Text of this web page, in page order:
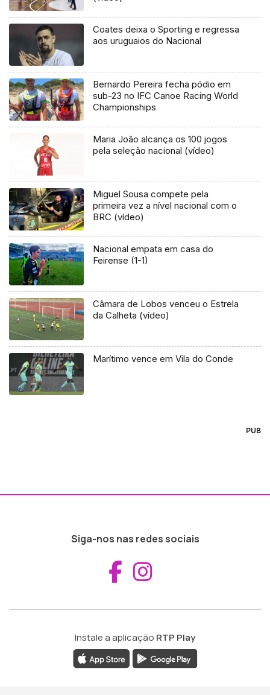
Coates deixa o Sporting e regressa
aos uruguaios do Nacional
Bernardo Pereira fecha pódio em
sub-23 no IFC Canoe Racing World
Championships
Maria João alcança os 100 jogos
pela seleção nacional (vídeo)
Miguel Sousa compete pela
primeira vez a nível nacional com o
BRC (vídeo)
Nacional empata em casa do
Feirense (1-1)
Câmara de Lobos venceu o Estrela
da Calheta (vídeo)
Marítimo vence em Vila do Conde
PUB
Siga-nos nas redes sociais
Aceder ao
Instale a aplicação RTP Play